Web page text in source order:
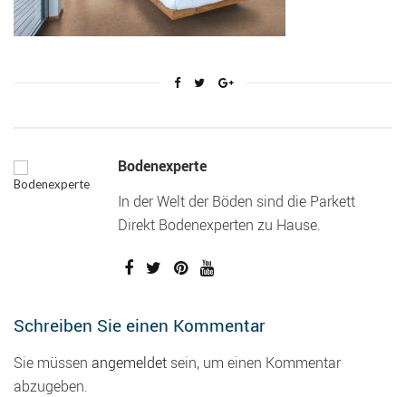
Bodenexperte
In der Welt der Böden sind die Parkett
Direkt Bodenexperten zu Hause.
Schreiben Sie einen Kommentar
Sie müssen angemeldet sein, um einen Kommentar
abzugeben.